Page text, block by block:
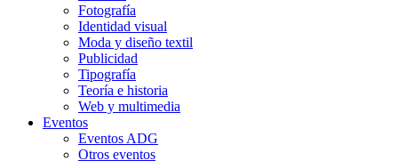
Fotografía
Identidad visual
Moda y diseño textil
Publicidad
Tipografía
Teoría e historia
Web y multimedia
Eventos
Eventos ADG
Otros eventos